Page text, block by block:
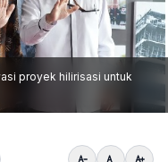
proyek hilirisasi untuk